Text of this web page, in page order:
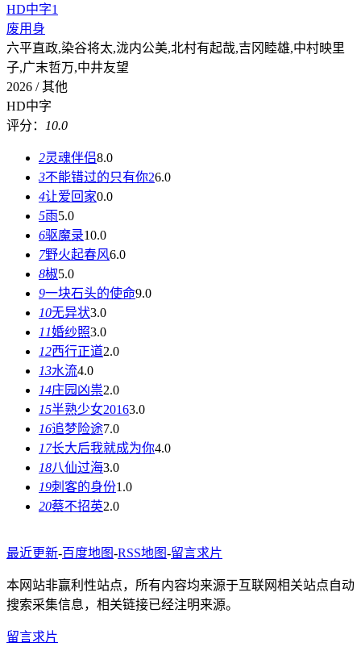
HD中字1
废用身
六平直政,染谷将太,泷内公美,北村有起哉,吉冈睦雄,中村映里
子,广末哲万,中井友望
2026 / 其他
HD中字
评分：
10.0
2灵魂伴侣8.0
3不能错过的只有你26.0
4让爱回家0.0
5雨5.0
6驱魔录10.0
7野火起春风6.0
8椒5.0
9一块石头的使命9.0
10无异状3.0
11婚纱照3.0
12西行正道2.0
13水流4.0
14庄园凶祟2.0
15半熟少女20163.0
16追梦险途7.0
17长大后我就成为你4.0
18八仙过海3.0
19刺客的身份1.0
20蔡不招英2.0
最近更新-百度地图-RSS地图-留言求片
本网站非赢利性站点，所有内容均来源于互联网相关站点自动
搜索采集信息，相关链接已经注明来源。
留言求片